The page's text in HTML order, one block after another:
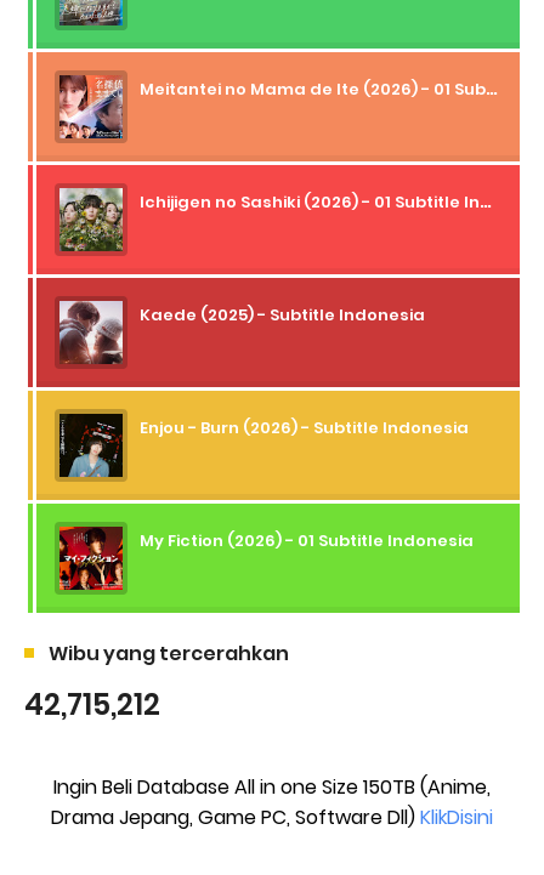
Meitantei no Mama de Ite (2026) - 01 Subtitle Indonesia
Ichijigen no Sashiki (2026) - 01 Subtitle Indonesia
Kaede (2025) - Subtitle Indonesia
Enjou - Burn (2026) - Subtitle Indonesia
My Fiction (2026) - 01 Subtitle Indonesia
Wibu yang tercerahkan
42,715,212
Ingin Beli Database All in one Size 150TB (Anime,
Drama Jepang, Game PC, Software Dll)KlikDisini